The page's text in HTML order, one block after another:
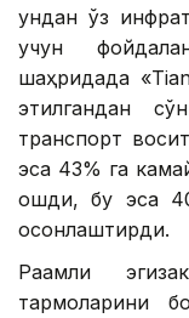
ундан ўз
учун
шаҳридада
этилгандан
транспорт
эса 43% га
ошди, бу эса
осонлаштирди.
Рақамли
тармоқларини